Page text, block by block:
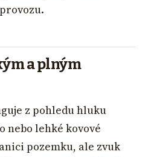
a plným
z pohledu hluku
nebo lehké kovové
pozemku, ale zvuk